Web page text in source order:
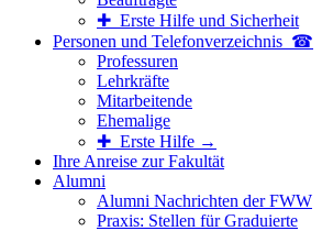
✚ Erste Hilfe und Sicherheit
Personen und Telefon­verzeichnis ☎
Professuren
Lehrkräfte
Mitarbeitende
Ehemalige
✚ Erste Hilfe →
Ihre Anreise zur Fakultät
Alumni
Alumni Nachrichten der FWW
Praxis: Stellen für Graduierte